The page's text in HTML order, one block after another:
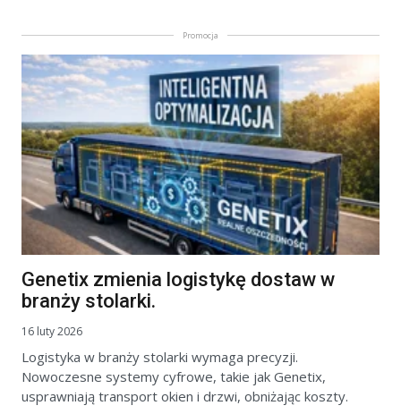
Promocja
Genetix zmienia logistykę dostaw w
branży stolarki.
16 luty 2026
Logistyka w branży stolarki wymaga precyzji.
Nowoczesne systemy cyfrowe, takie jak Genetix,
usprawniają transport okien i drzwi, obniżając koszty.